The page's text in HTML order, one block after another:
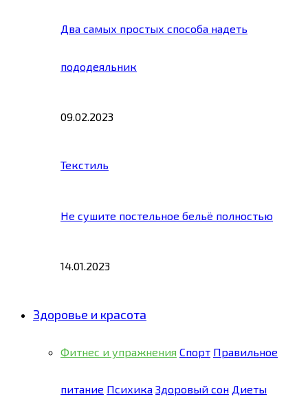
Два самых простых способа надеть
пододеяльник
09.02.2023
Текстиль
Не сушите постельное бельё полностью
14.01.2023
Здоровье и красота
Фитнес и упражнения Спорт Правильное
питание Психика Здоровый сон Диеты